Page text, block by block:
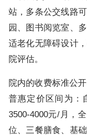
站，多条公交线路
园、图书阅览室、
适老化无障碍设计
院评估。
院内的收费标准公
普惠定价区间为：
3500-4000元/月，
位、三餐膳食、基